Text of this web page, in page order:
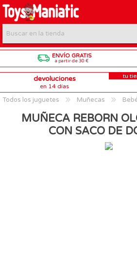
ENVÍO GRATIS
a partir de 30 €
devoluciones
en 14 días
tu
Todos los juguetes Muñecas
MUÑECA REBORN
CON SACO DE